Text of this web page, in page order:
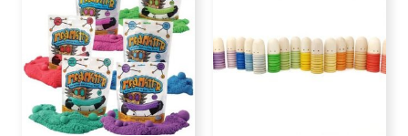
tiene
múltiples
variantes.
Las
se